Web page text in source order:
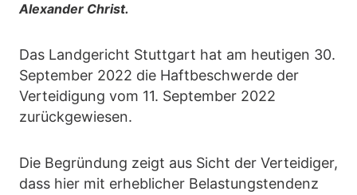
Alexander Christ.
Das Landgericht Stuttgart hat am heutigen 30.
September 2022 die Haftbeschwerde der
Verteidigung vom 11. September 2022
zurückgewiesen.
Die Begründung zeigt aus Sicht der Verteidiger,
dass hier mit erheblicher Belastungstendenz